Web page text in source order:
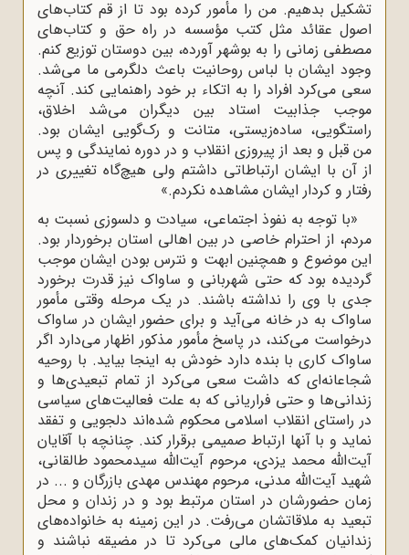
تشکیل بدهیم. من را مأمور کرده بود تا از قم کتاب‌های
اصول عقائد مثل کتب مؤسسه در راه حق و کتاب‌های
مصطفی زمانی را به بوشهر آورده، بین دوستان توزیع کنم.
وجود ایشان با لباس روحانیت باعث دلگرمی ما می‌شد.
سعی می‌کرد افراد را به اتکاء بر خود راهنمایی کند. آنچه
موجب جذابیت استاد بین دیگران می‌‌شد اخلاق،
راستگویی، ساده‌زیستی، متانت و رک‌گویی ایشان بود.
من قبل و بعد از پیروزی انقلاب و در دوره نمایندگی و پس
از آن با ایشان ارتباطاتی داشتم ولی هیچ‌گاه تغییری در
رفتار و کردار ایشان مشاهده نکردم.»
«با توجه به نفوذ اجتماعی، سیادت و دلسوزی نسبت به
مردم، از احترام خاصی در بین اهالی استان برخوردار بود.
این موضوع و همچنین ابهت و نترس‌ بودن ایشان موجب
گردیده بود که حتی شهربانی و ساواک نیز قدرت برخورد
جدی با وی را نداشته باشند. در یک مرحله وقتی مأمور
ساواک به در خانه می‌آید و برای حضور ایشان در ساواک
درخواست می‌کند، در پاسخ مأمور مذکور اظهار می‌دارد اگر
ساواک کاری با بنده دارد خودش به اینجا بیاید. با روحیه
شجاعانه‌ای که داشت سعی می‌کرد از تمام تبعیدی‌ها و
زندانی‌ها و حتی فراریانی که به علت فعالیت‌های سیاسی
در راستای انقلاب اسلامی محکوم شده‌اند دلجویی و تفقد
نماید و با آنها ارتباط صمیمی برقرار کند. چنانچه با آقایان
آیت‌الله محمد یزدی، مرحوم آیت‌الله سیدمحمود طالقانی،
شهید آیت‌‌‌الله مدنی، مرحوم مهندس مهدی بازرگان و ... در
زمان حضورشان در استان مرتبط بود و در زندان و محل
تبعید به ملاقاتشان می‌رفت. در این زمینه به خانواده‌های
زندانیان کمک‌های مالی می‌کرد تا در مضیقه نباشند و